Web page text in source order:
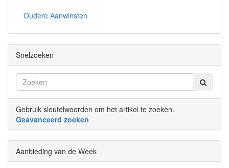
Oudere Aanwinsten
Snelzoeken
Gebruik sleutelwoorden om het artikel te zoeken.
Geavanceerd zoeken
Aanbieding van de Week